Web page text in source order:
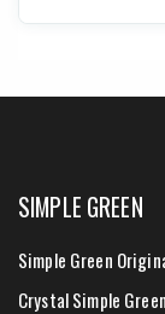
SIMPLE GREEN
Simple Green
Crystal Simple Green